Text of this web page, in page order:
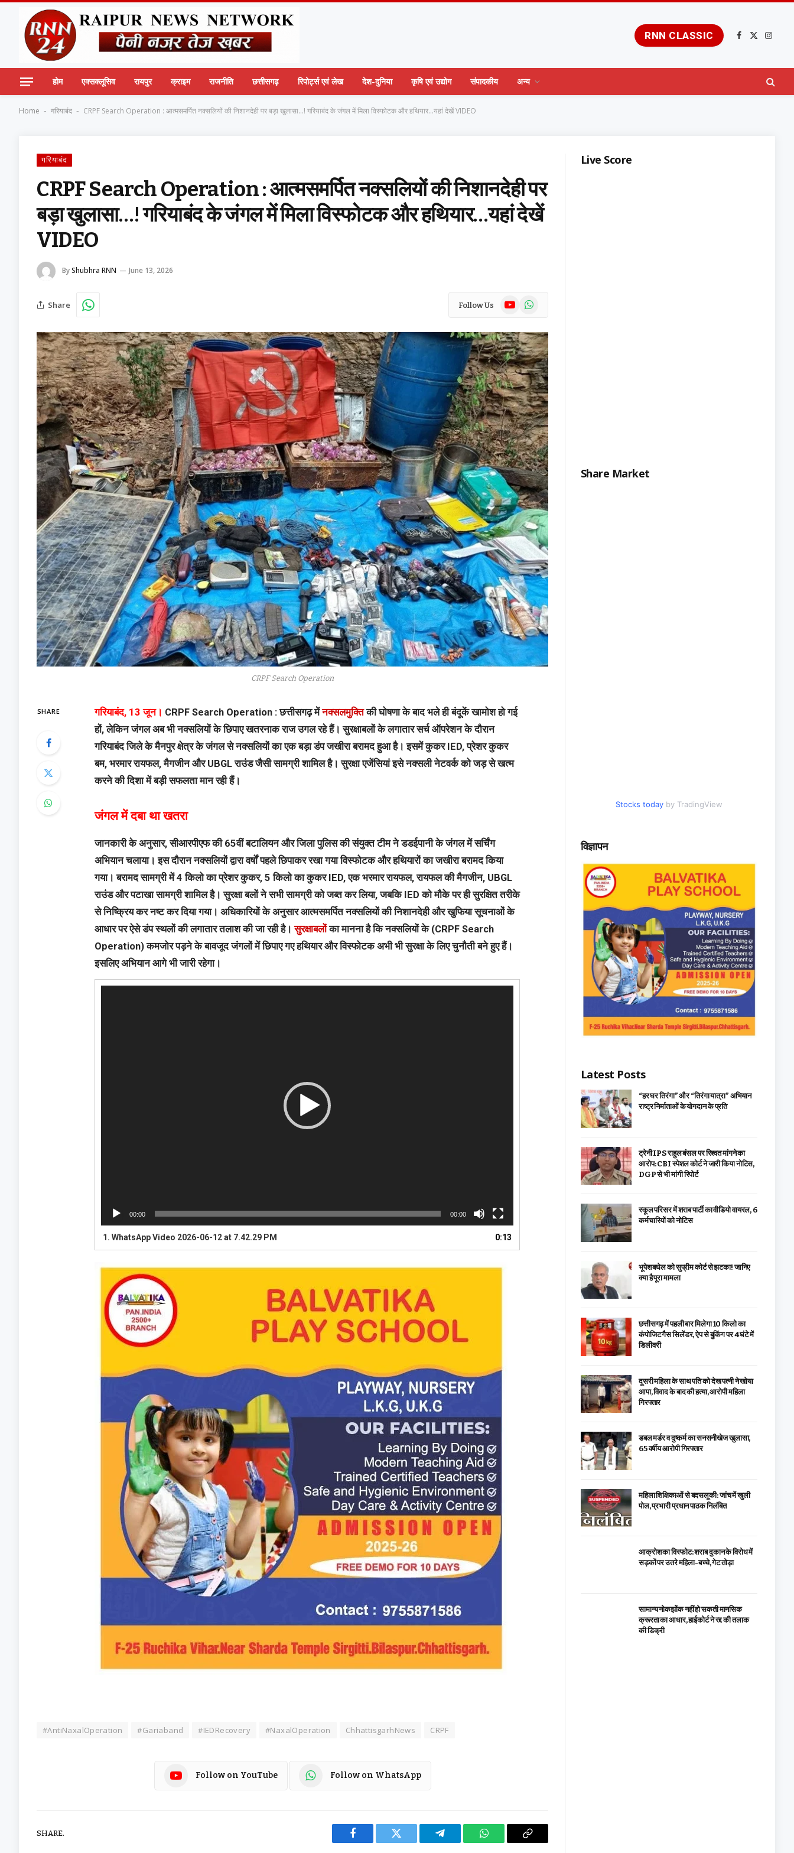
RNN CLASSIC Facebook
X
होम एक्सक्लूसिव रायपुर क्राइम राजनीति छत्तीसगढ़ रिपोर्ट्स एवं लेख देश-दुनिया कृषि एवं उद्योग संपादकीय अन्य
Home - गरियाबंद - CRPF Search Operation : आत्मसमर्पित नक्सलियों की निशानदेही पर बड़ा खुलासा…! गरियाबंद के जंगल में मिला विस्फोटक और हथियार…यहां देखें VIDEO
गरियाबंद
CRPF Search Operation : आत्मसमर्पित नक्सलियों की निशानदेही पर
बड़ा खुलासा…! गरियाबंद के जंगल में मिला विस्फोटक और हथियार…यहां देखें
VIDEO
ByShubhra RNN June 13, 2026
Share Follow Us YouTubeWhatsApp
CRPF Search Operation
SHARE गरियाबंद, 13 जून। CRPF Search Operation : छत्तीसगढ़ मेंनक्सलमुक्तिकी घोषणा के बाद भले ही बंदूकें खामोश हो गई
हों, लेकिन जंगल अब भी नक्सलियों के छिपाए खतरनाक राज उगल रहे हैं। सुरक्षाबलों के लगातार सर्च ऑपरेशन के दौरान
गरियाबंद जिले के मैनपुर क्षेत्र के जंगल से नक्सलियों का एक बड़ा डंप जखीरा बरामद हुआ है। इसमें कुकर IED, प्रेशर कुकर
बम, भरमार रायफल, मैगजीन और UBGL राउंड जैसी सामग्री शामिल है। सुरक्षा एजेंसियां इसे नक्सली नेटवर्क को जड़ से खत्म
करने की दिशा में बड़ी सफलता मान रही हैं।
जंगल में दबा था खतरा
जानकारी के अनुसार, सीआरपीएफ की 65वीं बटालियन और जिला पुलिस की संयुक्त टीम ने डडईपानी के जंगल में सर्चिंग
अभियान चलाया। इस दौरान नक्सलियों द्वारा वर्षों पहले छिपाकर रखा गया विस्फोटक और हथियारों का जखीरा बरामद किया
गया। बरामद सामग्री में 4 किलो का प्रेशर कुकर, 5 किलो का कुकर IED, एक भरमार रायफल, रायफल की मैगजीन, UBGL
राउंड और पटाखा सामग्री शामिल है। सुरक्षा बलों ने सभी सामग्री को जब्त कर लिया, जबकि IED को मौके पर ही सुरक्षित तरीके
से निष्क्रिय कर नष्ट कर दिया गया। अधिकारियों के अनुसार आत्मसमर्पित नक्सलियों की निशानदेही और खुफिया सूचनाओं के
आधार पर ऐसे डंप स्थलों की लगातार तलाश की जा रही है। सुरक्षाबलोंका मानना है कि नक्सलियों के (CRPF Search
Operation) कमजोर पड़ने के बावजूद जंगलों में छिपाए गए हथियार और विस्फोटक अभी भी सुरक्षा के लिए चुनौती बने हुए हैं।
इसलिए अभियान आगे भी जारी रहेगा।
00:00 00:00
1.WhatsApp Video 2026-06-12 at 7.42.29 PM 0:13
#AntiNaxalOperation #Gariaband #IEDRecovery #NaxalOperation ChhattisgarhNews CRPF
Follow on YouTube Follow on WhatsApp
SHARE.
Facebook Twitter Telegram WhatsAppCopy
Live Score
Share Market
Stocks today by TradingView
विज्ञापन
Latest Posts
“हर घर तिरंगा” और “तिरंगा यात्रा” अभियान
राष्ट्र निर्माताओं के योगदान के प्रति
ट्रेनी IPS राहुल बंसल पर रिश्वत मांगने का
आरोप: CBI स्पेशल कोर्ट ने जारी किया नोटिस,
DGP से भी मांगी रिपोर्ट
स्कूल परिसर में शराब पार्टी का वीडियो वायरल, 6
कर्मचारियों को नोटिस
भूपेश बघेल को सुप्रीम कोर्ट से झटका! जानिए
क्या है पूरा मामला
छत्तीसगढ़ में पहली बार मिलेगा 10 किलो का
कंपोजिट गैस सिलेंडर, ऐप से बुकिंग पर 4 घंटे में
डिलीवरी
दूसरी महिला के साथ पति को देख पत्नी ने खोया
आपा, विवाद के बाद की हत्या, आरोपी महिला
गिरफ्तार
डबल मर्डर व दुष्कर्म का सनसनीखेज खुलासा,
65 वर्षीय आरोपी गिरफ्तार
महिला शिक्षिकाओं से बदसलूकी: जांच में खुली
पोल, प्रभारी प्रधान पाठक निलंबित
आक्रोश का विस्फोट: शराब दुकान के विरोध में
सड़कों पर उतरे महिला-बच्चे, गेट तोड़ा
सामान्य नोकझोंक नहीं हो सकती मानसिक
क्रूरता का आधार, हाईकोर्ट ने रद्द की तलाक
की डिक्री